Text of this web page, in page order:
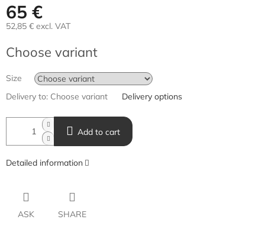
65 €
52,85 € excl. VAT
price:
Choose variant
Size
Delivery to: Choose variant Delivery options
Add to cart
Detailed information
ASK SHARE